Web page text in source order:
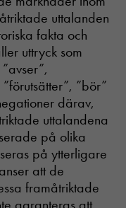
uttalanden
fakta och
uttryck som
”bör”
därav,
uttalandena
på olika
på ytterligare
att de
framåtriktade
garanteras att